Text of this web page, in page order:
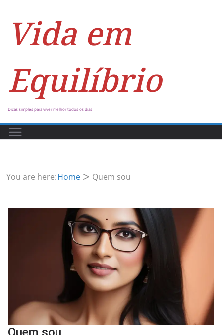
Vida em
Equilíbrio
Dicas simples para viver melhor todos os dias
You are here:Home Quem sou
Quem sou